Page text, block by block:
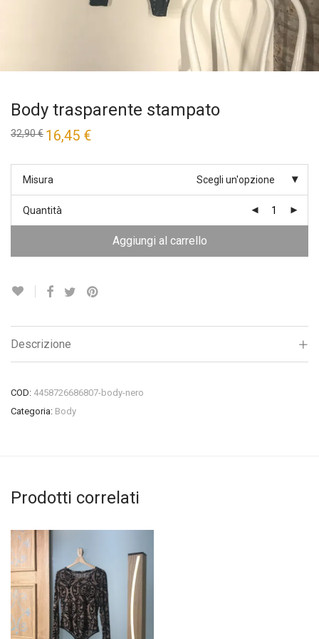
Body trasparente stampato
32,90€ Il
prezzo
era:
16,45 €
è:
Misura Scegli un'opzione
Quantità
Aggiungi al carrello
Descrizione
COD: 4458726686807-body-nero
Categoria: Body
Prodotti correlati